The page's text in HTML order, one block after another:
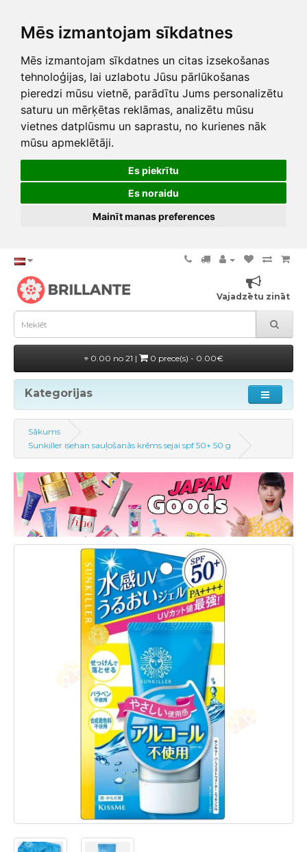
Mēs izmantojam sīkdatnes
Mēs izmantojam sīkdatnes un citas izsekošanas
tehnoloģijas, lai uzlabotu Jūsu pārlūkošanas
pieredzi mūsu vietnē, parādītu Jums personalizētu
saturu un mērķētas reklāmas, analizētu mūsu
vietnes datplūsmu un saprastu, no kurienes nāk
mūsu apmeklētāji.
Es piekrītu
Es noraidu
Mainīt manas preferences
Vajadzētu zināt
0.00 no 21 | 0 prece(s) - 0.00€
Kategorijas
Sākums
Sunkiller isehan sauļošanās krēms sejai spf 50+ 50 g